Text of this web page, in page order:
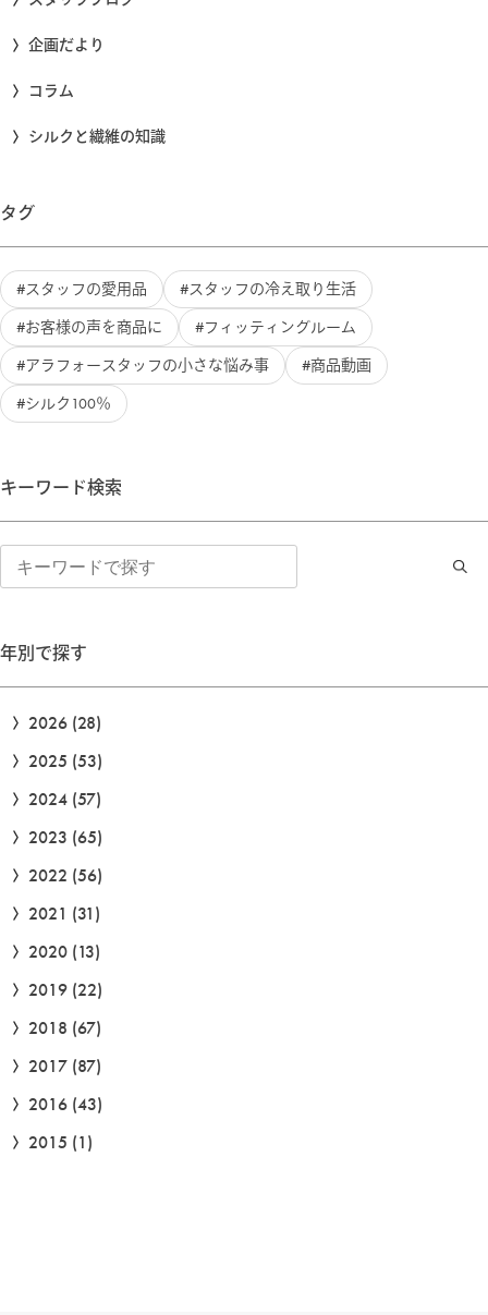
企画だより
コラム
シルクと繊維の知識
タグ
スタッフの愛用品 スタッフの冷え取り生活
お客様の声を商品に フィッティングルーム
アラフォースタッフの小さな悩み事 商品動画
シルク100％
キーワード検索
索
年別で探す
2026 (28)
2025 (53)
2024 (57)
2023 (65)
2022 (56)
2021 (31)
2020 (13)
2019 (22)
2018 (67)
2017 (87)
2016 (43)
2015 (1)